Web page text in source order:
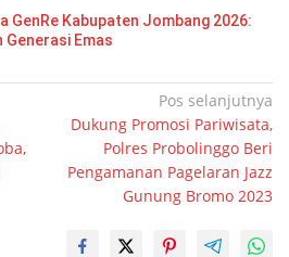
Kabupaten Jombang 2026:
Generasi Emas
Pos selanjutnya
Dukung Promosi Pariwisata,
Polres Probolinggo Beri
Pengamanan Pagelaran Jazz
Gunung Bromo 2023